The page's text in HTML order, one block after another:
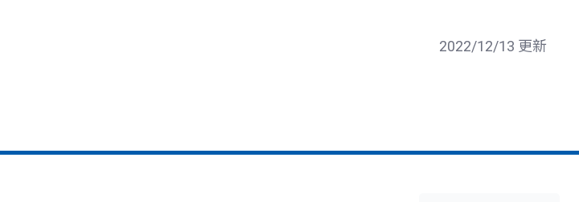
2022/12/13 更新